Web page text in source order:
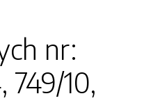
nr:
749/10,